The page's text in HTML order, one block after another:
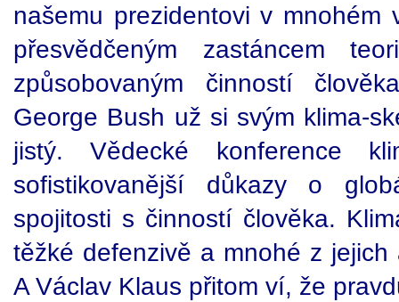
našemu prezidentovi v mnohém
přesvědčeným zastáncem
způsobovaným činností
George Bush už si svým klima-
jistý. Vědecké konference
sofistikovanější důkazy o
spojitosti s činností člověka.
těžké defenzivě a mnohé z jejich
A Václav Klaus přitom ví, že